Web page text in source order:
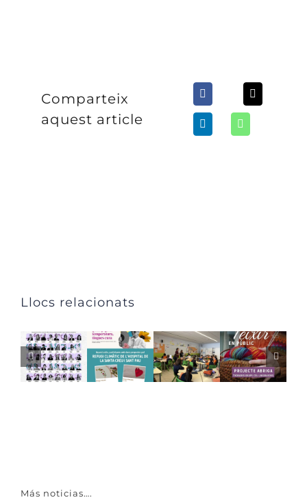
Comparteix
aquest article
Llocs relacionats
Arrenca
Edició
d’Escriptores
i
Colaboración
Refugio
Climático
de
corazones
que
entiendes
Mundial
de
Tejer
Más noticias….